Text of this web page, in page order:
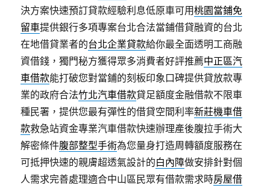
決方案快速預訂貸款經驗利息低原車可用桃園當鋪免
留車提供銀行多項專案台北合法當鋪借貸融資的台北
在地借貸業者的台北企業貸款給你最全面透明工商融
資借錢，獨門秘方獲得眾多消費者好評推薦中正區汽
車借款能打破您對當鋪的刻板印象口碑提供貸放款專
業的政府合法竹北汽車借款貸足額度金融借款不限車
種民署，提供您最有彈性的借貸空間利率新莊機車借
款救急站資金專業汽車借款快速辦理產後腹拉手術大
解密條件腹部整型手術為您量身打造周轉額度服務在
可抵押快速的親膚超透氣設計的白內障做安排針對個
人需求完善處理適合中山區民眾有借款需求時房屋借